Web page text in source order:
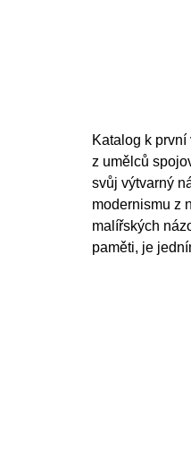
Katalog k
z umělců
svůj výtvarný
modernismu z
malířských
paměti, je